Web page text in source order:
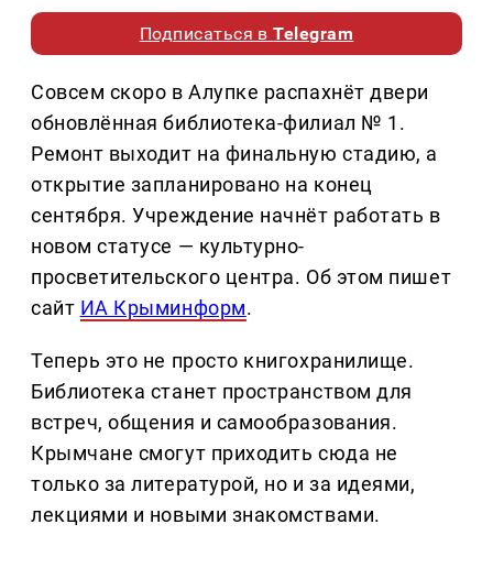
Подписаться вTelegram
Совсем скоро в Алупке распахнёт двери
обновлённая библиотека-филиал № 1.
Ремонт выходит на финальную стадию, а
открытие запланировано на конец
сентября. Учреждение начнёт работать в
новом статусе — культурно-
просветительского центра. Об этом пишет
сайт ИА Крыминформ.
Теперь это не просто книгохранилище.
Библиотека станет пространством для
встреч, общения и самообразования.
Крымчане смогут приходить сюда не
только за литературой, но и за идеями,
лекциями и новыми знакомствами.